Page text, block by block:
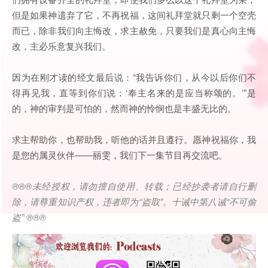
但是如果神遗弃了它，不再祝福，这间礼拜堂就只剩一个空壳
而已，除非我们向主悔改，求主赦免，只要我们是真心向主悔
改，主必乐意复兴我们。
因为在刚才读的经文最后说：“我告诉你们，从今以后你们不
得再见我，直等到你们说：‘奉主名来的是应当称颂的。’”是
的，神的审判是可怕的，然而神的怜悯也是丰盛无比的。
求主帮助你，也帮助我，听他的话并且遵行。愿神祝福你，我
是您的属灵伙伴——丽雯，我们下一集节目再交流吧。
®®®未经授权，请勿擅自使用、转载；已经抄袭者请自行删
除，请尊重知识产权，违者即为“盗取”。十诫中第八诫“不可偷
盗” ®®®